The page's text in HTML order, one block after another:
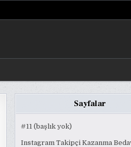
Sayfalar
#11 (başlık yok)
Instagram Takipçi Kazanma